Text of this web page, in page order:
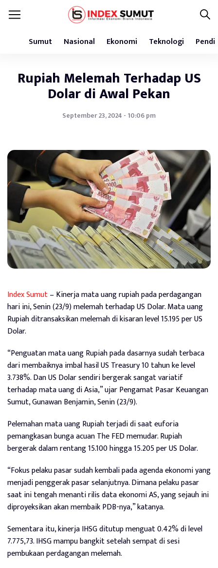
Sumut Nasional Ekonomi Teknologi
Rupiah Melemah Terhadap US
Dolar di Awal Pekan
September 23, 2024 - 10:06 pm
Index Sumut– Kinerja mata uang rupiah pada perdagangan
hari ini, Senin (23/9) melemah terhadap US Dolar. Mata uang
Rupiah ditransaksikan melemah di kisaran level 15.195 per US
Dolar.
“Penguatan mata uang Rupiah pada dasarnya sudah terbaca
dari membaiknya imbal hasil US Treasury 10 tahun ke level
3.738%. Dan US Dolar sendiri bergerak sangat variatif
terhadap mata uang di Asia,” ujar Pengamat Pasar Keuangan
Sumut, Gunawan Benjamin, Senin (23/9).
Pelemahan mata uang Rupiah terjadi di saat euforia
pemangkasan bunga acuan The FED memudar. Rupiah
bergerak dalam rentang 15.100 hingga 15.205 per US Dolar.
“Fokus pelaku pasar sudah kembali pada agenda ekonomi yang
menjadi penggerak pasar selanjutnya. Dimana pelaku pasar
saat ini tengah menanti rilis data ekonomi AS, yang sejauh ini
diproyeksikan akan membaik PDB-nya,” katanya.
Sementara itu, kinerja IHSG ditutup menguat 0.42% di level
7.775,73. IHSG mampu bangkit setelah sempat di sesi
pembukaan perdagangan melemah.